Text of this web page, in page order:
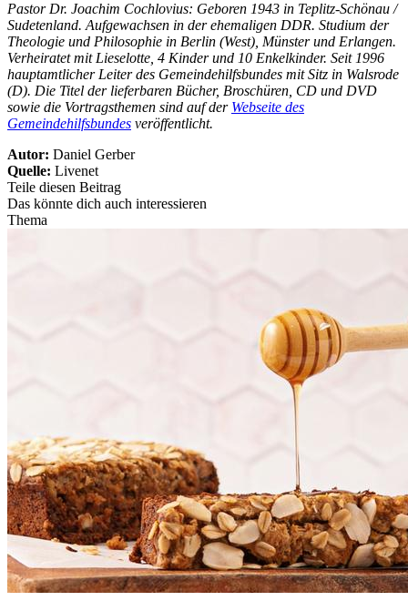
Pastor Dr. Joachim Cochlovius: Geboren 1943 in Teplitz-Schönau /
Sudetenland. Aufgewachsen in der ehemaligen DDR. Studium der
Theologie und Philosophie in Berlin (West), Münster und Erlangen.
Verheiratet mit Lieselotte, 4 Kinder und 10 Enkelkinder. Seit 1996
hauptamtlicher Leiter des Gemeindehilfsbundes mit Sitz in Walsrode
(D). Die Titel der lieferbaren Bücher, Broschüren, CD und DVD
sowie die Vortragsthemen sind auf der Webseite des
Gemeindehilfsbundes veröffentlicht.
Autor: Daniel Gerber
Quelle: Livenet
Teile diesen Beitrag
Das könnte dich auch interessieren
Thema